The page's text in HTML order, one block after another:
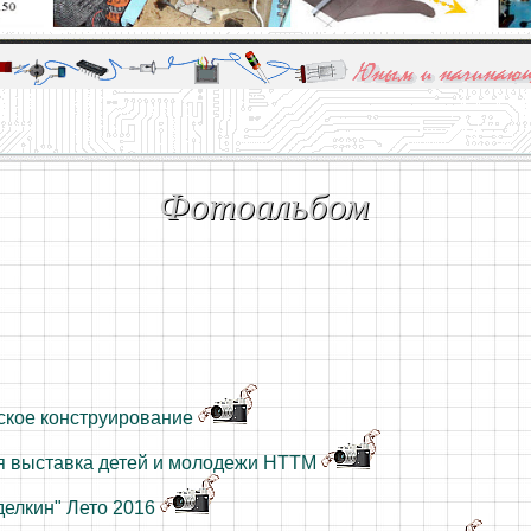
для юных и начинающих радиолюбителей - Popular science
и опыт профессионалов - Basics of electricity,
Фотоальбом
конструирование
выставка детей и молодежи НТТМ
Лето 2016